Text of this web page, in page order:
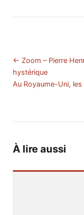
← Zoom – Pierre
hystérique
Au Royaume-Uni,
À lire aussi